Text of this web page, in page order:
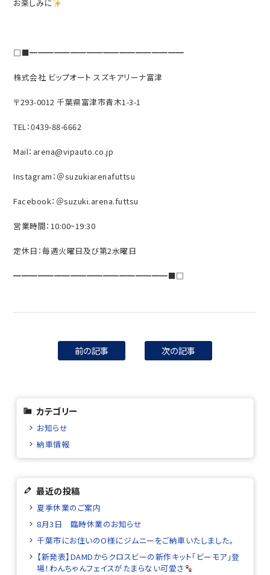
お楽しみに
□■━━━━━━━━━━━━━━━━━━━
株式会社 ビップオート スズキアリーナ富津
〒293-0012 千葉県富津市青木1-3-1
TEL：0439-88-6662
Mail：arena@vipauto.co.jp
Instagram：＠suzukiarenafuttsu
Facebook：＠suzuki.arena.futtsu
営業時間：10:00~19:30
定休日：毎週火曜日及び第2水曜日
━━━━━━━━━━━━━━━━━━━■□
前の記事 次の記事
カテゴリー
お知らせ
納車情報
最近の投稿
夏季休業のご案内
8月3日 臨時休業のお知らせ
千葉市にお住いのO様にジムニーをご納車いたしました。
【新発表】DAMDからクロスビーの新作キット「ビーモア」登
場！わんちゃんフェイスがたまらない可愛さ